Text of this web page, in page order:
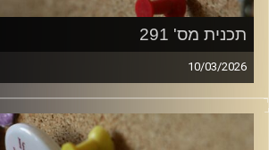
תכנית מס' 291
10/03/2026
קלאסיקות רוק עם אורן הוף.
włodi